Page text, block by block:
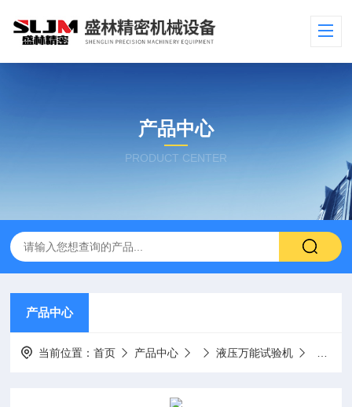
产品中心
PRODUCT CENTER
产品中心
当前位置：首页 产品中心 液压万能试验机